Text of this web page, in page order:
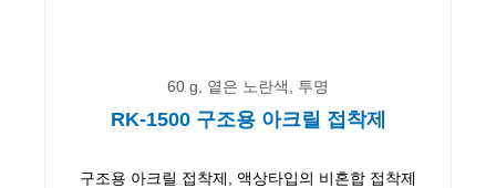
60 g, 옅은 노란색, 투명
RK-1500 구조용 아크릴 접착제
구조용 아크릴 접착제, 액상타입의 비혼합 접착제